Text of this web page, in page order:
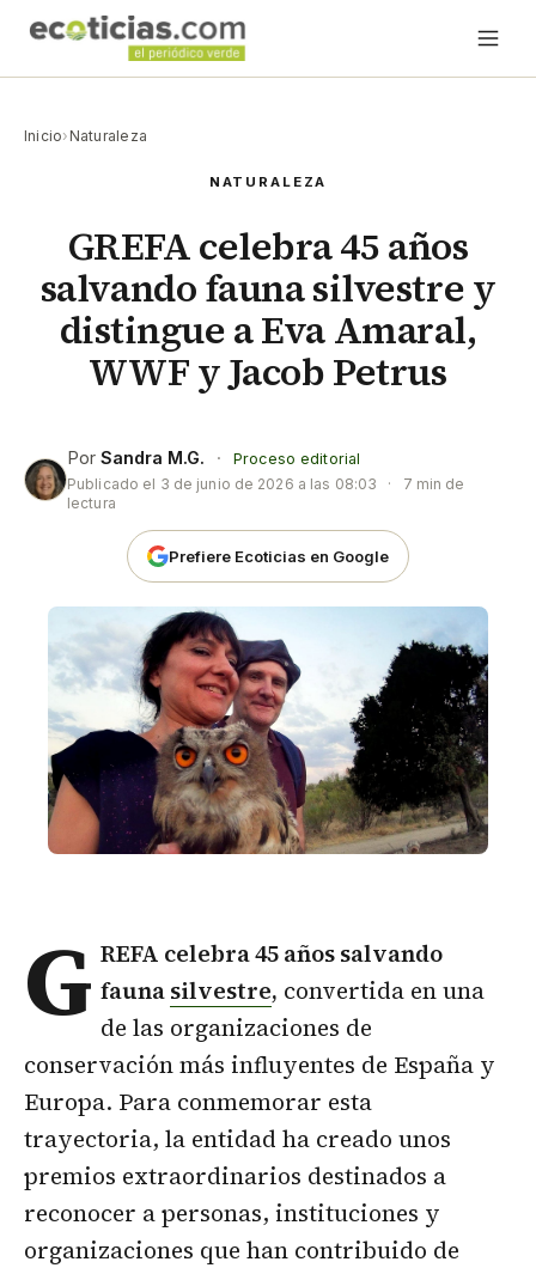
Inicio› Naturaleza
NATURALEZA
GREFA celebra 45 años
salvando fauna silvestre y
distingue a Eva Amaral,
WWF y Jacob Petrus
Por Sandra M.G. ·
Proceso editorial
Publicado el 3 de junio de 2026 a las 08:03 ·
7 min de
lectura
Prefiere Ecoticias en Google
G REFA celebra 45 años salvando
faunasilvestre, convertida en una
de las organizaciones de
conservación más influyentes de España y
Europa. Para conmemorar esta
trayectoria, la entidad ha creado unos
premios extraordinarios destinados a
reconocer a personas, instituciones y
organizaciones que han contribuido de